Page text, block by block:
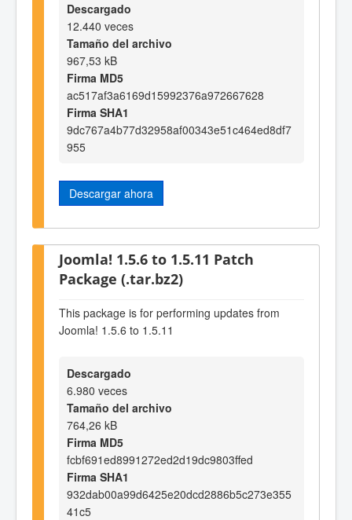
Descargado
12.440 veces
Tamaño del archivo
967,53 kB
Firma MD5
ac517af3a6169d15992376a972667628
Firma SHA1
9dc767a4b77d32958af00343e51c464ed8df7
955
Descargar ahora
Joomla! 1.5.6 to 1.5.11 Patch
Package (.tar.bz2)
This package is for performing updates from
Joomla! 1.5.6 to 1.5.11
Descargado
6.980 veces
Tamaño del archivo
764,26 kB
Firma MD5
fcbf691ed8991272ed2d19dc9803ffed
Firma SHA1
932dab00a99d6425e20dcd2886b5c273e355
41c5